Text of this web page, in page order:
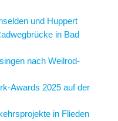
und Huppert
in Bad
nach Weilrod-
Awards 2025 auf der
in Flieden